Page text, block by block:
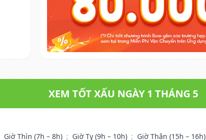
XEM TỐT XẤU NGÀY 1 THÁNG 5
Giờ Thìn (7h – 8h) ; Giờ Tỵ (9h – 10h) ; Giờ Thân (15h – 16h)